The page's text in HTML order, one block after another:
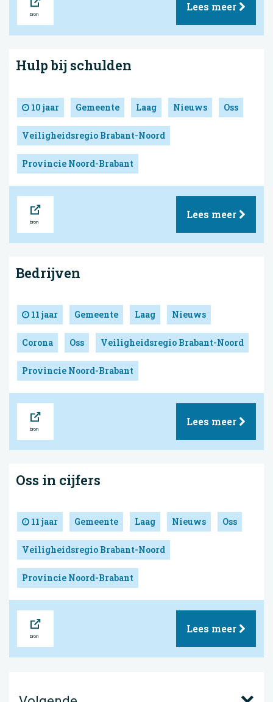
Lees meer
Hulp bij schulden
10 jaar Gemeente Laag Nieuws Oss
Veiligheidsregio Brabant-Noord
Provincie Noord-Brabant
Lees meer
Bedrijven
11 jaar Gemeente Laag Nieuws
Corona Oss Veiligheidsregio Brabant-Noord
Provincie Noord-Brabant
Lees meer
Oss in cijfers
11 jaar Gemeente Laag Nieuws Oss
Veiligheidsregio Brabant-Noord
Provincie Noord-Brabant
Lees meer